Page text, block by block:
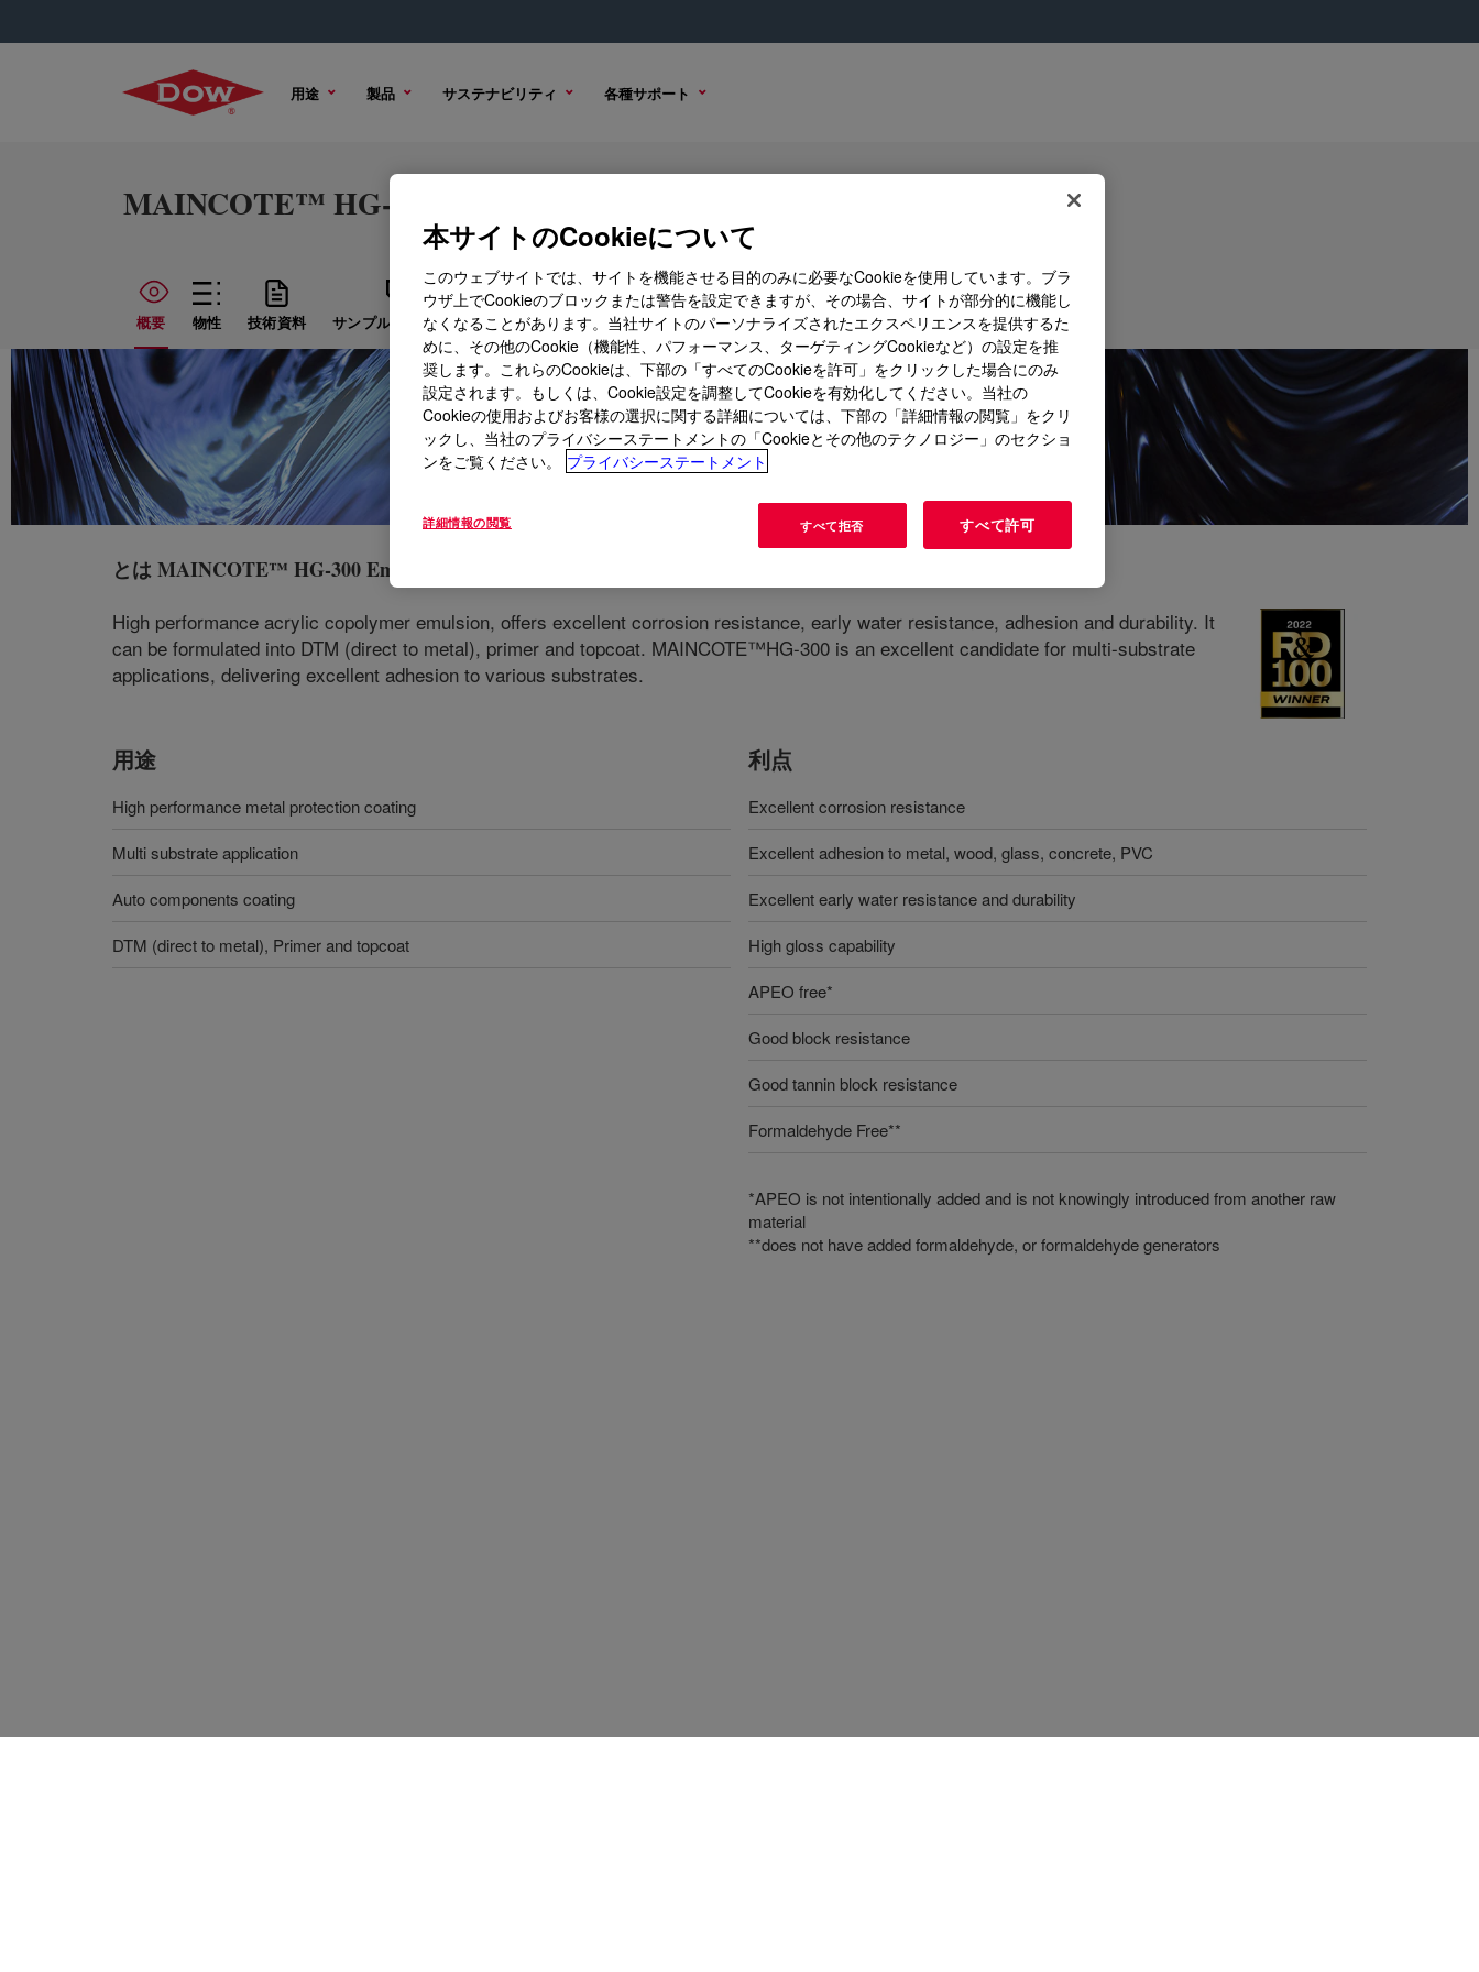
用途 製品 サステナビリティ 各種サポート
MAINCOTE™ HG-300 Emulsion
概要 物性 技術資料 サンプル オプション 購入オプション
とはMAINCOTE™ HG-300 Emulsion
High performance acrylic copolymer emulsion, offers excellent corrosion resistance, early water resistance, adhesion and durability. It
can be formulated into DTM (direct to metal), primer and topcoat. MAINCOTE™HG-300 is an excellent candidate for multi-substrate
applications, delivering excellent adhesion to various substrates.
用途
High performance metal protection coating
Multi substrate application
Auto components coating
DTM (direct to metal), Primer and topcoat
利点
Excellent corrosion resistance
Excellent adhesion to metal, wood, glass, concrete, PVC
Excellent early water resistance and durability
High gloss capability
APEO free*
Good block resistance
Good tannin block resistance
Formaldehyde Free**
*APEO is not intentionally added and is not knowingly introduced from another raw
material
**does not have added formaldehyde, or formaldehyde generators
本サイトのCookieについて
このウェブサイトでは、サイトを機能させる目的のみに必要なCookieを使用しています。ブラ
ウザ上でCookieのブロックまたは警告を設定できますが、その場合、サイトが部分的に機能し
なくなることがあります。当社サイトのパーソナライズされたエクスペリエンスを提供するた
めに、その他のCookie（機能性、パフォーマンス、ターゲティングCookieなど）の設定を推
奨します。これらのCookieは、下部の「すべてのCookieを許可」をクリックした場合にのみ
設定されます。もしくは、Cookie設定を調整してCookieを有効化してください。当社の
Cookieの使用およびお客様の選択に関する詳細については、下部の「詳細情報の閲覧」をクリ
ックし、当社のプライバシーステートメントの「Cookieとその他のテクノロジー」のセクショ
ンをご覧ください。
プライバシーステートメント
詳細情報の閲覧 すべて拒否 すべて許可